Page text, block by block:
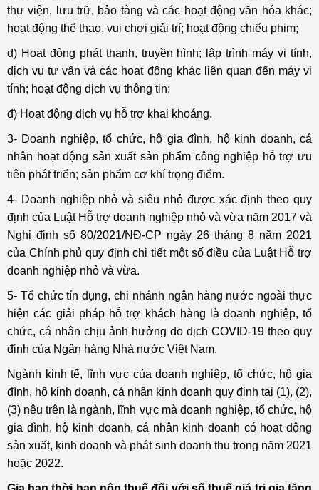
thư viện, lưu trữ, bảo tàng và các hoạt động văn hóa khác;
hoạt động thể thao, vui chơi giải trí; hoạt động chiếu phim;
d) Hoạt động phát thanh, truyền hình; lập trình máy vi tính,
dịch vụ tư vấn và các hoạt động khác liên quan đến máy vi
tính; hoạt động dịch vụ thông tin;
đ) Hoạt động dịch vụ hỗ trợ khai khoáng.
3- Doanh nghiệp, tổ chức, hộ gia đình, hộ kinh doanh, cá
nhân hoạt động sản xuất sản phẩm công nghiệp hỗ trợ ưu
tiên phát triển; sản phẩm cơ khí trọng điểm.
4- Doanh nghiệp nhỏ và siêu nhỏ được xác định theo quy
định của Luật Hỗ trợ doanh nghiệp nhỏ và vừa năm 2017 và
Nghị định số 80/2021/NĐ-CP ngày 26 tháng 8 năm 2021
của Chính phủ quy định chi tiết một số điều của Luật Hỗ trợ
doanh nghiệp nhỏ và vừa.
5- Tổ chức tín dụng, chi nhánh ngân hàng nước ngoài thực
hiện các giải pháp hỗ trợ khách hàng là doanh nghiệp, tổ
chức, cá nhân chịu ảnh hưởng do dịch COVID-19 theo quy
định của Ngân hàng Nhà nước Việt Nam.
Ngành kinh tế, lĩnh vực của doanh nghiệp, tổ chức, hộ gia
đình, hộ kinh doanh, cá nhân kinh doanh quy định tại (1), (2),
(3) nêu trên là ngành, lĩnh vực mà doanh nghiệp, tổ chức, hộ
gia đình, hộ kinh doanh, cá nhân kinh doanh có hoạt động
sản xuất, kinh doanh và phát sinh doanh thu trong năm 2021
hoặc 2022.